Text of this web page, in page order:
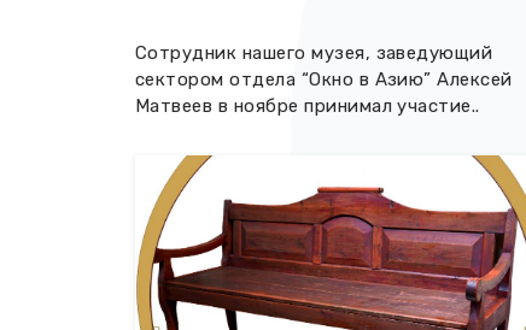
Сотрудник нашего музея, заведующий
сектором отдела “Окно в Азию” Алексей
Матвеев в ноябре принимал участие..